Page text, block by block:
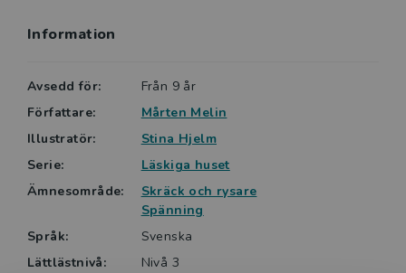
”Mårten Melin har känsla för vad barnen vill ha och jag
nybörjarläsarna.”
Marianne Ericson, BTJ
En kul detalj på böckerna i serien är att serienamnet
”Läskiga huset” ligger i självlysande färg på omslaget
- testa att gå in i ett mörkt rum med boken … om du
vågar!
Information
Avsedd för:
Från 9 år
Författare:
Mårten Melin
Illustratör:
Stina Hjelm
Serie:
Läskiga huset
Ämnesområde:
Skräck och rysare
Spänning
Språk:
Svenska
Lättlästnivå:
Nivå 3